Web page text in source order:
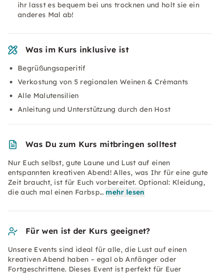
ihr lasst es bequem bei uns trocknen und holt sie ein
anderes Mal ab!
Was im Kurs inklusive ist
Begrüßungsaperitif
Verkostung von 5 regionalen Weinen & Crémants
Alle Malutensilien
Anleitung und Unterstützung durch den Host
Was Du zum Kurs mitbringen solltest
Nur Euch selbst, gute Laune und Lust auf einen
entspannten kreativen Abend! Alles, was Ihr für eine gute
Zeit braucht, ist für Euch vorbereitet. Optional: Kleidung,
die auch mal einen Farbsp… mehr lesen
Für wen ist der Kurs geeignet?
Unsere Events sind ideal für alle, die Lust auf einen
kreativen Abend haben – egal ob Anfänger oder
Fortgeschrittene. Dieses Event ist perfekt für Euer